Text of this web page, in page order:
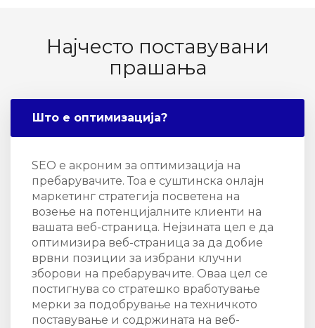
Најчесто поставувани
прашања
Што е оптимизација?
SEO е акроним за оптимизација на
пребарувачите. Тоа е суштинска онлајн
маркетинг стратегија посветена на
возење на потенцијалните клиенти на
вашата веб-страница. Нејзината цел е да
оптимизира веб-страница за да добие
врвни позиции за избрани клучни
зборови на пребарувачите. Оваа цел се
постигнува со стратешко вработување
мерки за подобрување на техничкото
поставување и содржината на веб-